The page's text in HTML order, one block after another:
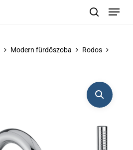
Menu
Modern fürdőszoba
Rodos